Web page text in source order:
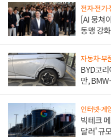
전자·전기
[AI 뭉쳐
동맹 강
자동차·부
BYD코
만,
인터넷·게
빅테크
달러' 규